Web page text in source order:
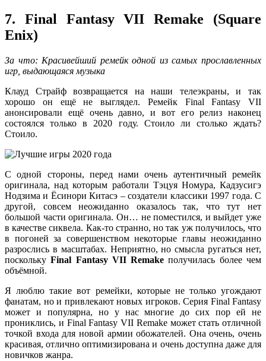
7. Final Fantasy VII Remake (Square
Enix)
За что: Красивейший ремейк одной из самых прославленных
игр, выдающаяся музыка
Клауд Страйф возвращается на наши телеэкраны, и так
хорошо он ещё не выглядел. Ремейк Final Fantasy VII
анонсировали ещё очень давно, и вот его релиз наконец
состоялся только в 2020 году. Стоило ли столько ждать?
Стоило.
С одной стороны, перед нами очень аутентичный ремейк
оригинала, над которым работали Тэцуя Номура, Кадзусигэ
Нодзима и Ёсинори Китасэ – создатели классики 1997 года. С
другой, совсем неожиданно оказалось так, что тут нет
большой части оригинала. Он… не поместился, и выйдет уже
в качестве сиквела. Как-то странно, но так уж получилось, что
в погоней за совершенством некоторые главы неожиданно
разрослись в масштабах. Неприятно, но смысла ругаться нет,
посколькуFinal Fantasy VII Remake получилась более чем
объёмной.
Я люблю такие вот ремейки, которые не только угождают
фанатам, но и привлекают новых игроков. Серия Final Fantasy
может и популярна, но у нас многие до сих пор ей не
прониклись, и Final Fantasy VII Remake может стать отличной
точкой входа для новой армии обожателей. Она очень, очень
красивая, отлично оптимизирована и очень доступна даже для
новичков жанра.